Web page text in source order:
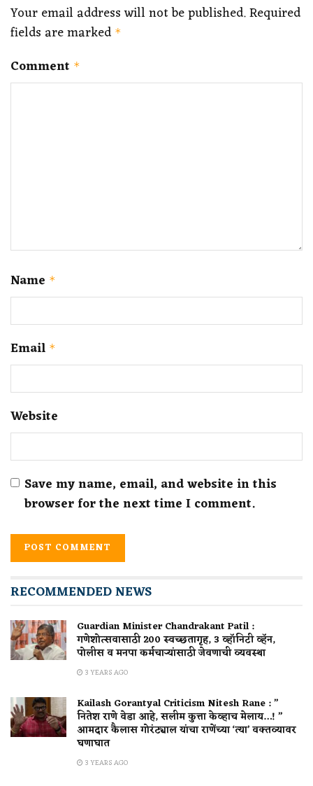
Your email address will not be published.Required
fields are marked *
Comment *
Name *
Email *
Website
Save my name, email, and website in this
browser for the next time I comment.
RECOMMENDED NEWS
Guardian Minister Chandrakant Patil :
गणेशोत्सवासाठी 200 स्वच्छतागृह, 3 व्हॉनिटी व्हॅन,
पोलीस व मनपा कर्मचाऱ्यांसाठी जेवणाची व्यवस्था
3 YEARS AGO
Kailash Gorantyal Criticism Nitesh Rane : ”
नितेश राणे वेडा आहे, सलीम कुत्ता केव्हाच मेलाय…! ”
आमदार कैलास गोरंट्याल यांचा राणेंच्या ‘त्या’ वक्तव्यावर
घणाघात
3 YEARS AGO